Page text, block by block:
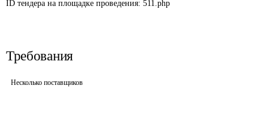
ID тендера на площадке проведения: 511.php
Требования
Несколько поставщиков